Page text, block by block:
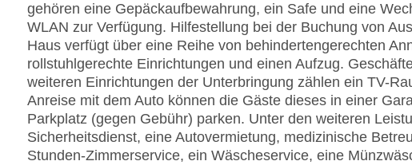
gehören eine Gepäckaufbewahrung, ein Safe und eine
WLAN zur Verfügung. Hilfestellung bei der Buchung von
Haus verfügt über eine Reihe von behindertengerechten
rollstuhlgerechte Einrichtungen und einen Aufzug.
weiteren Einrichtungen der Unterbringung zählen ein TV-
Anreise mit dem Auto können die Gäste dieses in einer
Parkplatz (gegen Gebühr) parken. Unter den weiteren
Sicherheitsdienst, eine Autovermietung, medizinische
Stunden-Zimmerservice, ein Wäscheservice, eine